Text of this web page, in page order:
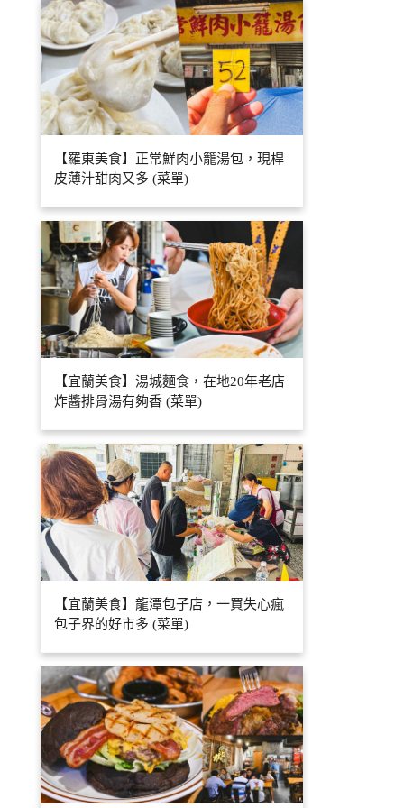
【羅東美食】正常鮮肉小籠湯包，現桿
皮薄汁甜肉又多 (菜單)
【宜蘭美食】湯城麵食，在地20年老店
炸醬排骨湯有夠香 (菜單)
【宜蘭美食】龍潭包子店，一買失心瘋
包子界的好市多 (菜單)